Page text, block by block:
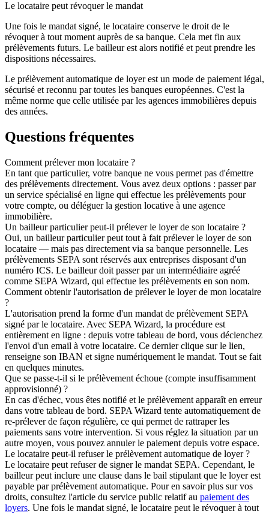
Le locataire peut révoquer le mandat
Une fois le mandat signé, le locataire conserve le droit de le
révoquer à tout moment auprès de sa banque. Cela met fin aux
prélèvements futurs. Le bailleur est alors notifié et peut prendre les
dispositions nécessaires.
Le prélèvement automatique de loyer est un mode de paiement légal,
sécurisé et reconnu par toutes les banques européennes. C'est la
même norme que celle utilisée par les agences immobilières depuis
des années.
Questions fréquentes
Comment prélever mon locataire ?
En tant que particulier, votre banque ne vous permet pas d'émettre
des prélèvements directement. Vous avez deux options : passer par
un service spécialisé en ligne qui effectue les prélèvements pour
votre compte, ou déléguer la gestion locative à une agence
immobilière.
Un bailleur particulier peut-il prélever le loyer de son locataire ?
Oui, un bailleur particulier peut tout à fait prélever le loyer de son
locataire — mais pas directement via sa banque personnelle. Les
prélèvements SEPA sont réservés aux entreprises disposant d'un
numéro ICS. Le bailleur doit passer par un intermédiaire agréé
comme SEPA Wizard, qui effectue les prélèvements en son nom.
Comment obtenir l'autorisation de prélever le loyer de mon locataire
?
L'autorisation prend la forme d'un mandat de prélèvement SEPA
signé par le locataire. Avec SEPA Wizard, la procédure est
entièrement en ligne : depuis votre tableau de bord, vous déclenchez
l'envoi d'un email à votre locataire. Ce dernier clique sur le lien,
renseigne son IBAN et signe numériquement le mandat. Tout se fait
en quelques minutes.
Que se passe-t-il si le prélèvement échoue (compte insuffisamment
approvisionné) ?
En cas d'échec, vous êtes notifié et le prélèvement apparaît en erreur
dans votre tableau de bord. SEPA Wizard tente automatiquement de
re-prélever de façon régulière, ce qui permet de rattraper les
paiements sans votre intervention. Si vous réglez la situation par un
autre moyen, vous pouvez annuler le paiement depuis votre espace.
Le locataire peut-il refuser le prélèvement automatique de loyer ?
Le locataire peut refuser de signer le mandat SEPA. Cependant, le
bailleur peut inclure une clause dans le bail stipulant que le loyer est
payable par prélèvement automatique. Pour en savoir plus sur vos
droits, consultez l'article du service public relatif au paiement des
loyers. Une fois le mandat signé, le locataire peut le révoquer à tout